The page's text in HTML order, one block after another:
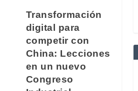
Transformación
digital para
competir con
China: Lecciones
en un nuevo
Congreso